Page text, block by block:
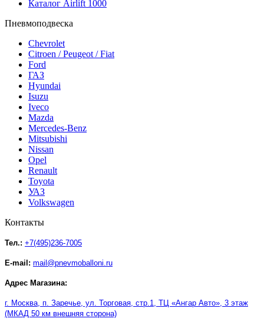
Каталог Airlift 1000
Пневмоподвеска
Chevrolet
Citroen / Peugeot / Fiat
Ford
ГАЗ
Hyundai
Isuzu
Iveco
Mazda
Mercedes-Benz
Mitsubishi
Nissan
Opel
Renault
Toyota
УАЗ
Volkswagen
Контакты
Тел.: +7(495)236-7005
E-mail: mail@pnevmoballoni.ru
Адрес Магазина:
г. Москва, п. Заречье, ул. Торговая, стр.1, ТЦ «Ангар Авто», 3 этаж
(МКАД 50 км внешняя сторона)